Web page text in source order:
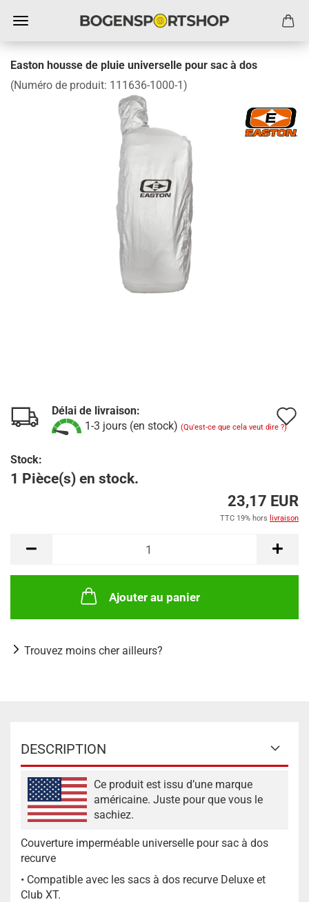
Easton housse de pluie universelle pour sac à dos
(Numéro de produit: 111636-1000-1)
Délai de livraison:
1-3 jours (en stock) (Qu'est-ce que cela veut dire ?)
Stock:
1 Pièce(s) en stock.
23,17 EUR
TTC 19% hors livraison
Ajouter au panier
Trouvez moins cher ailleurs?
DESCRIPTION
Ce produit est issu d’une marque
américaine. Juste pour que vous le
sachiez.
Couverture imperméable universelle pour sac à dos
recurve
• Compatible avec les sacs à dos recurve Deluxe et
Club XT.